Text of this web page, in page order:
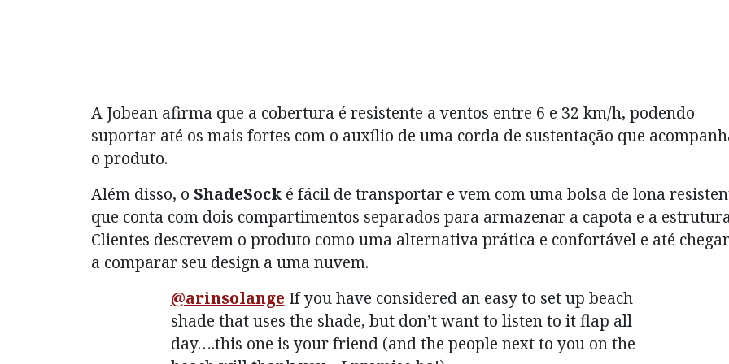
A Jobean afirma que a cobertura é resistente a ventos entre 6 e 32 km/h, podendo
suportar até os mais fortes com o auxílio de uma corda de sustentação que
o produto.
Além disso, o ShadeSock é fácil de transportar e vem com uma bolsa de lona
que conta com dois compartimentos separados para armazenar a capota e a
Clientes descrevem o produto como uma alternativa prática e confortável e até
a comparar seu design a uma nuvem.
@arinsolange If you have considered an easy to set up beach
shade that uses the shade, but don’t want to listen to it flap all
day….this one is your friend (and the people next to you on the